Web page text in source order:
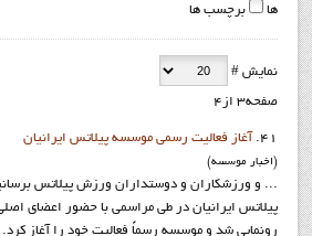
ها
برچسب ها
نمایش #
صفحه3 از4
41.
آغاز فعاليت رسمي موسسه پيلاتس ايرانيان
(اخبار موسسه)
... و ورزشکاران و دوستداران ورزش پیلاتس
رونمایی شد و موسسه رسماً فعالیت خود را آغاز کرد.